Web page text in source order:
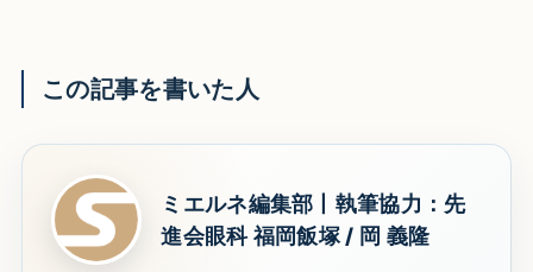
この記事を書いた人
ミエルネ編集部丨執筆協力：先
進会眼科 福岡飯塚 / 岡 義隆